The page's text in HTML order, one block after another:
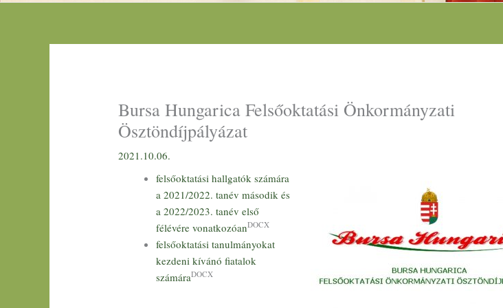
Bursa Hungarica Felsőoktatási Önkormányzati
Ösztöndíjpályázat
2021.10.06.
felsőoktatási hallgatók számára
a 2021/2022. tanév második és
a 2022/2023. tanév első
félévére vonatkozóanDOCX
felsőoktatási tanulmányokat
kezdeni kívánó fiatalok
számáraDOCX